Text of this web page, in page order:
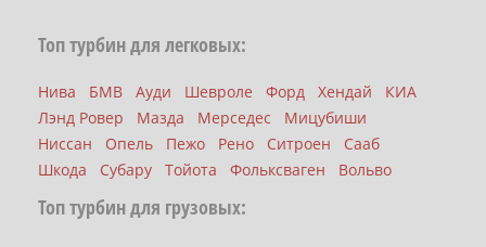
Топ турбин для легковых:
Нива БМВ Ауди Шевроле Форд Хендай
КИА
Лэнд Ровер
Мазда Мерседес
Мицубиши
Ниссан
Опель Пежо Рено Ситроен
Сааб
Шкода
Субару Тойота Фольксваген Вольво
Топ турбин для грузовых: